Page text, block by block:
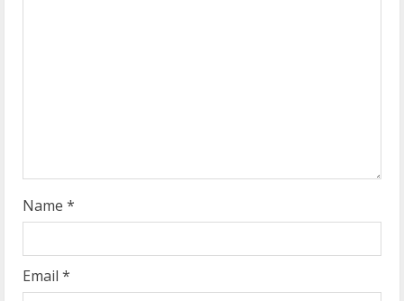
g
Name *
Email *